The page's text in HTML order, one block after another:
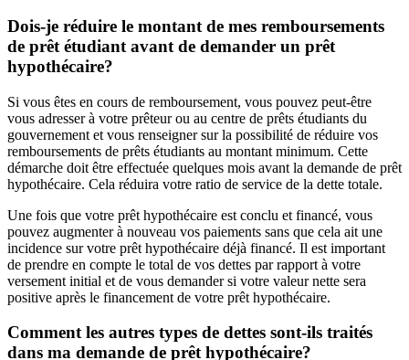
Dois-je réduire le montant de mes remboursements
de prêt étudiant avant de demander un prêt
hypothécaire?
Si vous êtes en cours de remboursement, vous pouvez peut-être
vous adresser à votre prêteur ou au centre de prêts étudiants du
gouvernement et vous renseigner sur la possibilité de réduire vos
remboursements de prêts étudiants au montant minimum. Cette
démarche doit être effectuée quelques mois avant la demande de prêt
hypothécaire. Cela réduira votre ratio de service de la dette totale.
Une fois que votre prêt hypothécaire est conclu et financé, vous
pouvez augmenter à nouveau vos paiements sans que cela ait une
incidence sur votre prêt hypothécaire déjà financé. Il est important
de prendre en compte le total de vos dettes par rapport à votre
versement initial et de vous demander si votre valeur nette sera
positive après le financement de votre prêt hypothécaire.
Comment les autres types de dettes sont-ils traités
dans ma demande de prêt hypothécaire?